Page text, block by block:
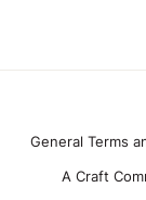
A Craft
General Terms